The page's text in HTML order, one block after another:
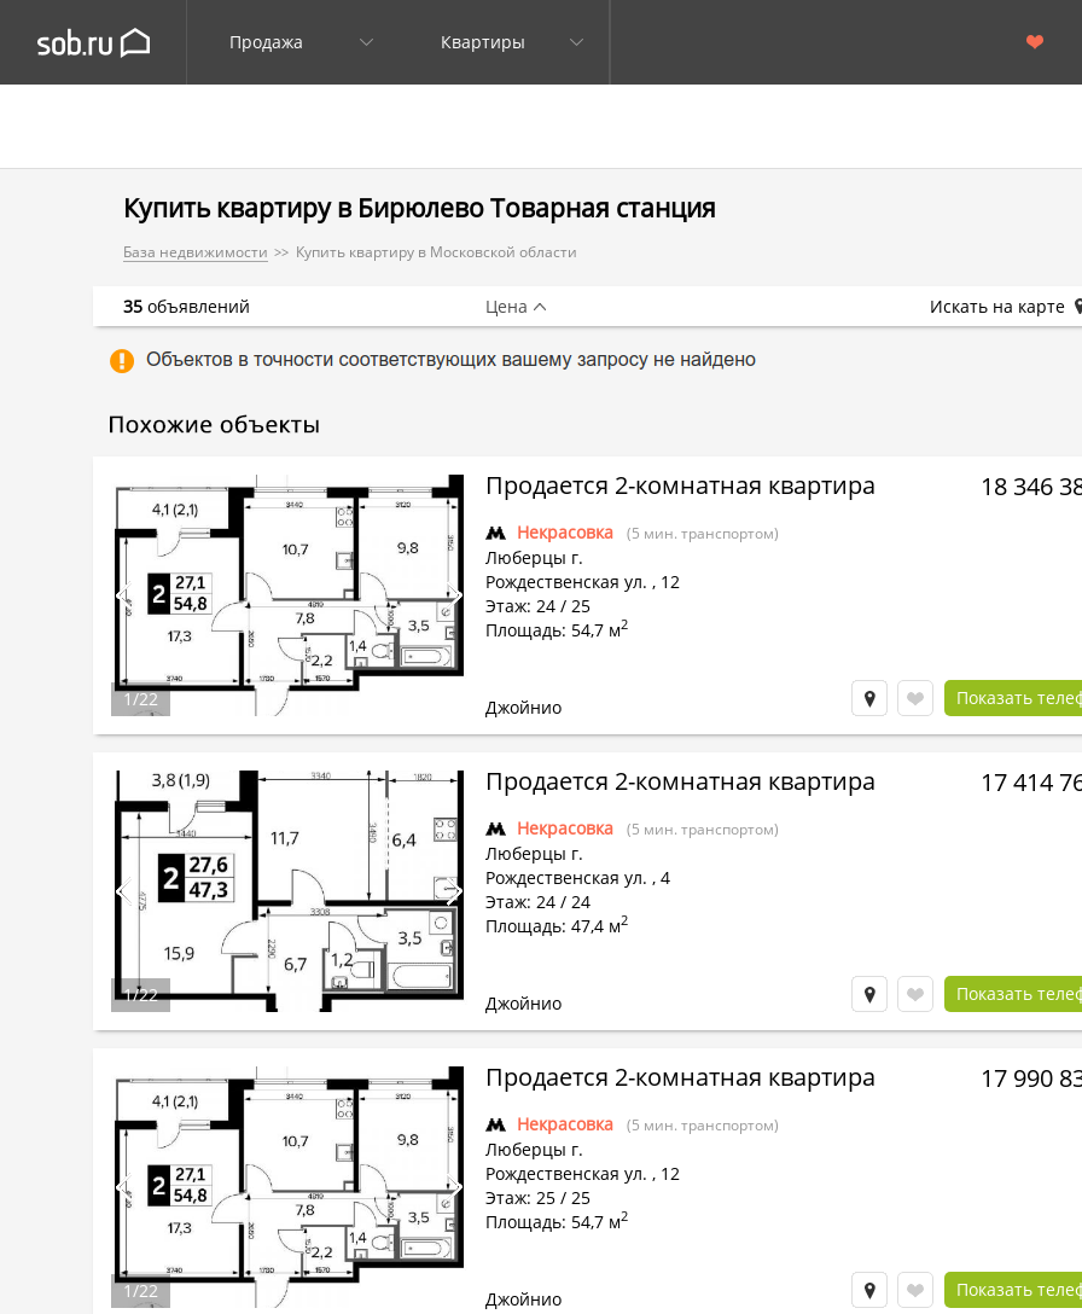
Продажа Квартиры
Купить квартиру в Бирюлево Товарная станция
База недвижимости Купить квартиру в Московской области
Продается 2-комнатная квартира
Некрасовка (5 мин. транспортом)
Люберцы г.
Рождественская ул. , 12
Этаж: 24 / 25
Площадь: 54,7 м2
18 346
Джойнио Показать
1/22
Продается 2-комнатная квартира
Некрасовка (5 мин. транспортом)
Люберцы г.
Рождественская ул. , 4
Этаж: 24 / 24
Площадь: 47,4 м2
17 414
Джойнио Показать
1/22
Продается 2-комнатная квартира
Некрасовка (5 мин. транспортом)
Люберцы г.
Рождественская ул. , 12
Этаж: 25 / 25
Площадь: 54,7 м2
17 990
Джойнио Показать
1/22
35 объявлений Цена Искать на карте